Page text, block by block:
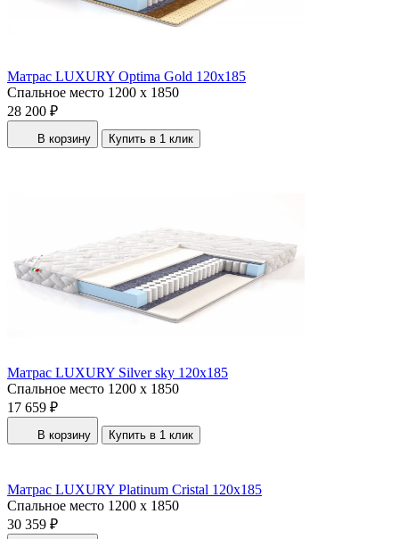
Матрас LUXURY Optima Gold 120x185
Спальное место 1200 x 1850
28 200 ₽
В корзину Купить в 1 клик
Матрас LUXURY Silver sky 120x185
Спальное место 1200 x 1850
17 659 ₽
В корзину Купить в 1 клик
Матрас LUXURY Platinum Cristal 120x185
Спальное место 1200 x 1850
30 359 ₽